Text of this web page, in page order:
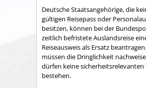
Deutsche Staatsangehörige, die
gültigen Reisepass oder
besitzen, können bei der
zeitlich befristete Auslandsreise
Reiseausweis als Ersatz
müssen die Dringlichkeit
dürfen keine sicherheitsrelevanten
bestehen.